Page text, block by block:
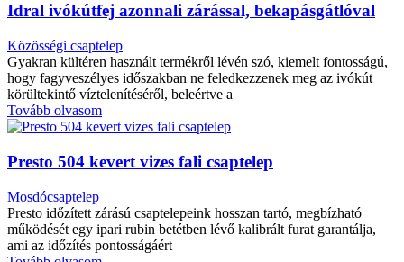
Idral ivókútfej azonnali zárással, bekapásgátlóval
Közösségi csaptelep
Gyakran kültéren használt termékről lévén szó, kiemelt fontosságú,
hogy fagyveszélyes időszakban ne feledkezzenek meg az ivókút
körültekintő víztelenítéséről, beleértve a
Tovább olvasom
Presto 504 kevert vizes fali csaptelep
Mosdócsaptelep
Presto időzített zárású csaptelepeink hosszan tartó, megbízható
működését egy ipari rubin betétben lévő kalibrált furat garantálja,
ami az időzítés pontosságáért